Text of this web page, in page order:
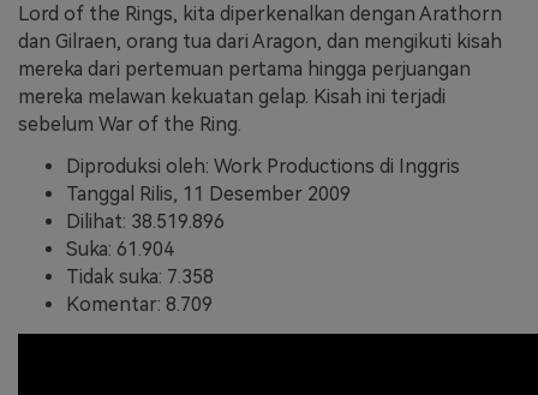
Lord of the Rings, kita diperkenalkan dengan Arathorn
dan Gilraen, orang tua dari Aragon, dan mengikuti kisah
mereka dari pertemuan pertama hingga perjuangan
mereka melawan kekuatan gelap. Kisah ini terjadi
sebelum War of the Ring.
Diproduksi oleh: Work Productions di Inggris
Tanggal Rilis, 11 Desember 2009
Dilihat: 38.519.896
Suka: 61.904
Tidak suka: 7.358
Komentar: 8.709